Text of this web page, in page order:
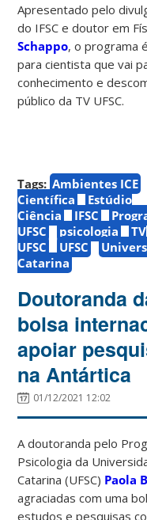
Apresentado pelo
do IFSC e doutor em
Schappo, o programa
para cientista que vai
conhecimento e
público da TV UFSC.
Tags: Ambientes ICE
Científica
Estúdio
Ciência
IFSC
UFSC
psicologia
TV
UFSC
UFSC
Catarina
Doutoranda
bolsa
apoiar
na Antártica
01/12/2021 12:02
A doutoranda pelo
Psicologia da
Catarina (UFSC) Paola
agraciadas com uma
estudos e pesquisas